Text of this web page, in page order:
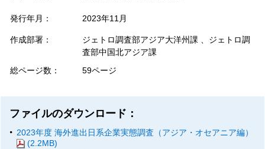
発行年月： 2023年11月
作成部署：
ジェトロ調査部アジア大洋州課 、ジェトロ調
査部中国北アジア課
総ページ数：
59ページ
ファイルのダウンロード：
2023年度 海外進出日系企業実態調査（アジア・オセアニア編）
(2.2MB)